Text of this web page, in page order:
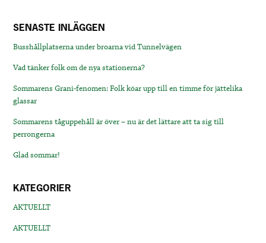
SENASTE INLÄGGEN
Busshållplatserna under broarna vid Tunnelvägen
Vad tänker folk om de nya stationerna?
Sommarens Grani-fenomen: Folk köar upp till en timme för jättelika
glassar
Sommarens tåguppehåll är över – nu är det lättare att ta sig till
perrongerna
Glad sommar!
KATEGORIER
AKTUELLT
AKTUELLT